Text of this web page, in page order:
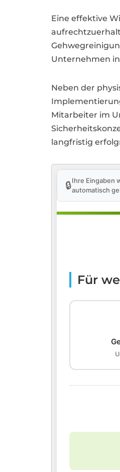
Eine effektive
Unternehmen
Neben der
Mitarbeiter im
langfristig
🔒Ihre Eingaben
automatisch
Für